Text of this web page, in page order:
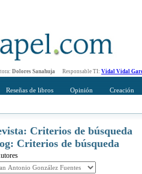
Dolores Sanahuja Responsable TI: Vidal Vidal
Reseñas de libros Opinión Creación
Criterios de búsqueda
Criterios de búsqueda